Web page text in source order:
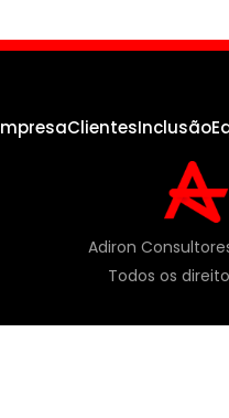
ClientesInclusão
Adiron
Todos os